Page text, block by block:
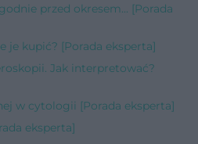
przed okresem... [Porada
je kupić? [Porada eksperta]
Jak interpretować?
w cytologii [Porada eksperta]
eksperta]